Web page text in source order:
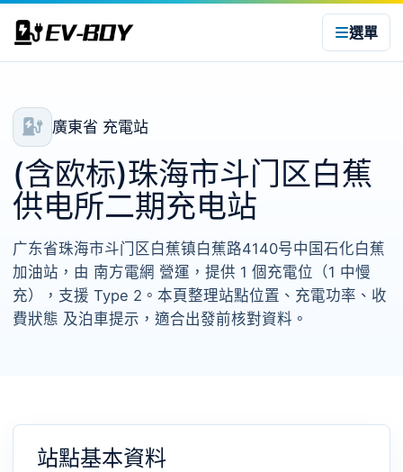
選單
廣東省 充電站
(含欧标)珠海市斗门区白蕉
供电所二期充电站
广东省珠海市斗门区白蕉镇白蕉路4140号中国石化白蕉
加油站，由 南方電網 營運，提供 1 個充電位（1 中慢
充），支援 Type 2。本頁整理站點位置、充電功率、收
費狀態 及泊車提示，適合出發前核對資料。
站點基本資料